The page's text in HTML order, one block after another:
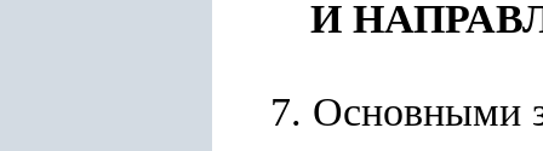
И
7. Основными